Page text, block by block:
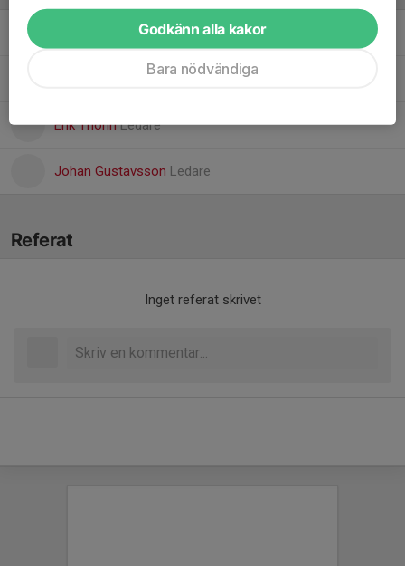
Emil GustafssonTränare
Ledare
Erik ThorinLedare
Johan Gustavsson Ledare
Referat
Inget referat skrivet
Godkänn alla kakor
Bara nödvändiga